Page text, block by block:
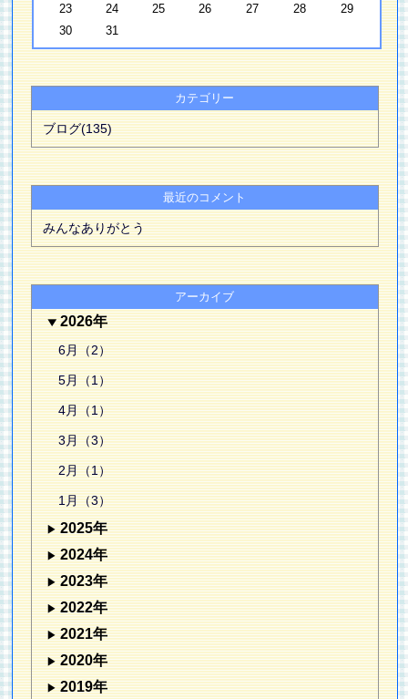
23
24 25 26 27 28
29
30
31
カテゴリー
ブログ(135)
最近のコメント
みんなありがとう
アーカイブ
2026年
6月（2）
5月（1）
4月（1）
3月（3）
2月（1）
1月（3）
2025年
2024年
2023年
2022年
2021年
2020年
2019年